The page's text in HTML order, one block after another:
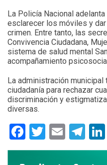
La Policía Nacional
esclarecer los móviles y
crimen. Entre tanto, las
Convivencia Ciudadana,
sistema de salud mental
acompañamiento
La administración
ciudadanía para rechazar
discriminación y
diversas.
Facebook
Twitter
Email